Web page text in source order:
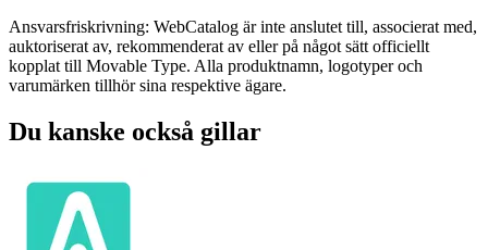
Ansvarsfriskrivning: WebCatalog är inte anslutet till, associerat med,
auktoriserat av, rekommenderat av eller på något sätt officiellt
kopplat till Movable Type. Alla produktnamn, logotyper och
varumärken tillhör sina respektive ägare.
Du kanske också gillar